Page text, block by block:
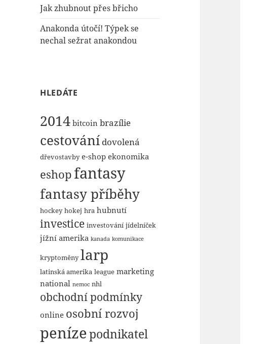
Jak zhubnout přes břicho
Anakonda útočí! Týpek se
nechal sežrat anakondou
HLEDÁTE
2014 bitcoin brazílie
cestování dovolená
dřevostavby e-shop ekonomika
eshopfantasy
fantasy příběhy
hockey hokej hra hubnutí
investice investování jídelníček
jížní amerika kanada komunikace
kryptoměny larp
latinská amerika league marketing
national nemoc nhl
obchodní podmínky
online osobní rozvoj
penízepodnikatel